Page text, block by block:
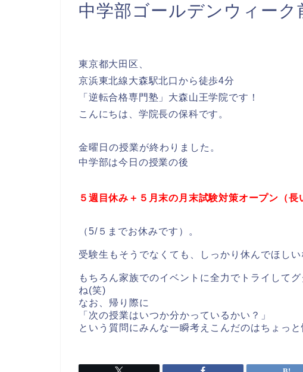
中学部ゴールデンウィーク
東京都大田区、
京浜東北線大森駅北口から徒歩4分
「逆転合格専門塾」大森山王学院です！
こんにちは、学院長の保科です。
金曜日の授業が終わりました。
中学部は今日の授業の後
５週目休み＋５月末の月末試験対策オープン（
（5/５までお休みです）。
受験生もそうでなくても、しっかり休んでほし
もちろん家族でのイベントに全力でトライして
ね(笑)
なお、帰り際に
「次の授業はいつか分かっているかい？」
という質問にみんな一瞬考えこんだのはちょっと